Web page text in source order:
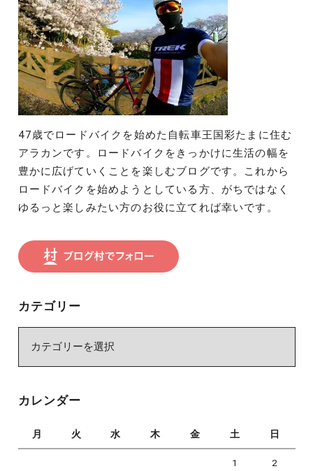
47歳でロードバイクを始めた自転車王国彩たまに住む
アラカンです。ロードバイクをきっかけに生活の幅を
豊かに広げていくことを楽しむブログです。これから
ロードバイクを始めようとしている方、がちではなく
ゆるっと楽しみたい方のお役に立てれば幸いです。
カテゴリー
ー
カレンダー
月 火 水 木 金 土 日
1 2